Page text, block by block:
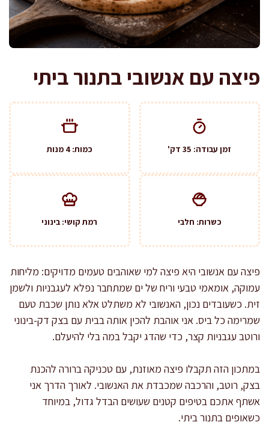
פיצה עם אנשובי בתנור ביתי
זמן עבודה: 35 דק' כמות: 4 מנות
כשרות: חלבי רמת קושי: בינוני
פיצה עם אנשובי היא פיצה למי שאוהבים טעמים מדויקים: מליחות
עמוקה, אומאמי טבעי וריח של ים שמתחבר נפלא לעגבניות ולשמן
זית. כשעובדים נכון, האנשובי לא משתלט אלא נותן שכבת טעם
שמרימה כל ביס. אני אוהבת להכין אותה בבית עם בצק דק-בינוני
ורוטב עגבניות קצר, כדי שהדג יקבל במה בלי להיעלם.
במתכון הזה תקבלו פיצה מאוזנת, עם טכניקה ברורה להכנת
בצק, רוטב, והרכבה שמכבדת את האנשובי. לאורך הדרך אני
אשתף אתכם בטיפים קטנים שעושים הבדל גדול, במיוחד
כשאופים בתנור ביתי.